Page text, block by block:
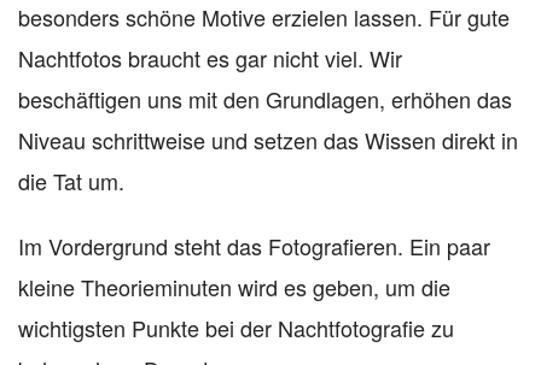
besonders schöne Motive erzielen lassen. Für gute
Nachtfotos braucht es gar nicht viel. Wir
beschäftigen uns mit den Grundlagen, erhöhen das
Niveau schrittweise und setzen das Wissen direkt in
die Tat um.
Im Vordergrund steht das Fotografieren. Ein paar
kleine Theorieminuten wird es geben, um die
wichtigsten Punkte bei der Nachtfotografie zu